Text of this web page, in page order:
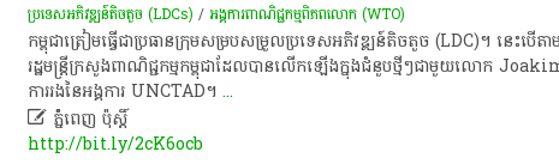
ប្រទេស​អភិវឌ្ឍន៍​តិច​តួច (LDCs) /អង្គការ​ពាណិជ្ជកម្ម​ពិភពលោក (WTO) ​
កម្ពុជា​ត្រៀម​ធ្វើ​ជា​ប្រធាន​ក្រុម​សម្របសម្រួល​ប្រទេស​អភិវឌ្ឍន៍​តិចតួច ​(LDC​)។ ​នេះ​បើ​
រដ្ឋមន្ត្រី​ក្រសួង​ពាណិជ្ជកម្ម​កម្ពុជា​ដែល​បាន​លើក​​ឡើង​​ក្នុង​ជំនួប​​​ថ្មីៗ​ជាមួយ​លោក
ការរង​នៃ​អង្គការ ​UNCTAD​។...
 ភ្នំំពេញ ប៉ុស្តិ៍
http://bit.ly/2cK6ocb